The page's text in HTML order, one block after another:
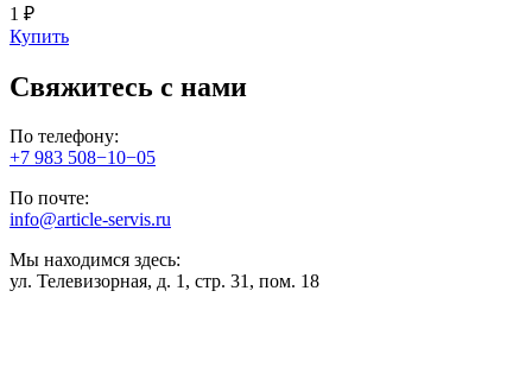
1 ₽
Купить
Свяжитесь с нами
По телефону:
+7 983 508−10−05
По почте:
info@article-servis.ru
Мы находимся здесь:
ул. Телевизорная, д. 1, стр. 31, пом. 18